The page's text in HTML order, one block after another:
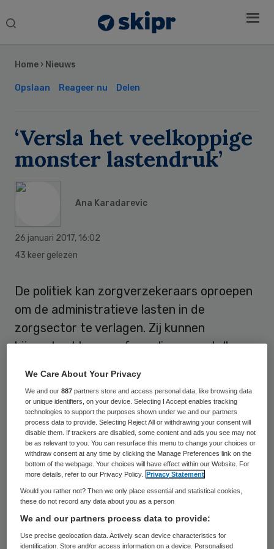
Search
Home › Nieuws
Opslaan Reageer nu Delen
‘Versla het veelkoppige
monster lastendruk’
Ana Karadarevic
26 januari 2017, 16:02
43 keer gelezen
De politiek kan zorgverzekeraars oproepen
om de administratieve lasten in de
zorgsector te verlagen. Zij kunnen
bijvoorbeeld samen formulieren opstellen
directeur Kennismanagement & Netwerken
bij VvAA.
“Iedere zorgverlener heeft met negen
zorgverzekeraars te maken, met ook nog
eens een keer ontzettend verschillende
polissen”, zegt Brugman in een interview
afgenomen tijdens het Nationaal Zorgdebat
dat recent in Carré plaatsvond. Alle tijd die
zorgverleners besteden aan
Sidebar
We Care About Your Privacy
We and our887 partners store and access personal data, like browsing data
or unique identifiers, on your device. Selecting I Accept enables tracking
technologies to support the purposes shown under we and our partners
process data to provide. Selecting Reject All or withdrawing your consent will
disable them. If trackers are disabled, some content and ads you see may not
be as relevant to you. You can resurface this menu to change your choices or
withdraw consent at any time by clicking the Manage Preferences link on the
bottom of the webpage. Your choices will have effect within our Website. For
more details, refer to our Privacy Policy.
Privacy Statement
Would you rather not? Then we only place essential and statistical cookies,
these do not record any data about you as a person
We and our partners process data to provide:
Use precise geolocation data. Actively scan device characteristics for
identification. Store and/or access information on a device. Personalised